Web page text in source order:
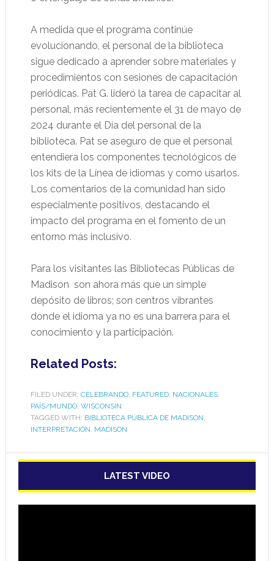
A medida que el programa continúe
evolucionando, el personal de la biblioteca
sigue dedicado a aprender sobre materiales y
procedimientos con sesiones de capacitación
periódicas. Pat G. lideró la tarea de capacitar al
personal, más recientemente el 31 de mayo de
2024 durante el Día del personal de la
biblioteca. Pat se aseguro de que el personal
entendiera los componentes tecnológicos de
los kits de la Línea de idiomas y como usarlos.
Los comentarios de la comunidad han sido
especialmente positivos, destacando el
impacto del programa en el fomento de un
entorno más inclusivo.
Para los visitantes las Bibliotecas Públicas de
Madison son ahora más que un simple
depósito de libros; son centros vibrantes
donde el idioma ya no es una barrera para el
conocimiento y la participación.
Related Posts:
FILED UNDER: CELEBRANDO, FEATURED, NACIONALES,
PAÍS/MUNDO, WISCONSIN
TAGGED WITH: BIBLIOTECA PÚBLICA DE MADISON,
INTERPRETACIÓN, MADISON
LATEST VIDEO